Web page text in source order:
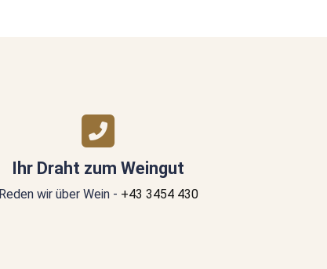
Ihr Draht zum Weingut
Reden wir über Wein - +43 3454 430